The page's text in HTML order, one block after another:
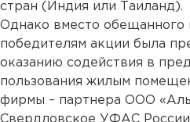
стран (Индия или Таиланд).
Однако вместо обещанного
победителям акции была
оказанию содействия в
пользования жилым
фирмы – партнера ООО
Свердловское УФАС